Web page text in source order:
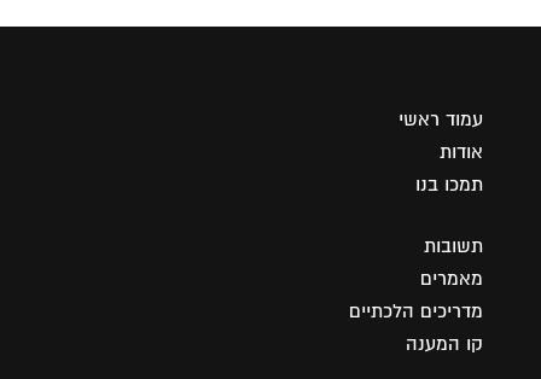
עמוד ראשי
אודות
תמכו בנו
תשובות
מאמרים
מדריכים הלכתיים
קו המענה